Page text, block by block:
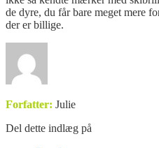
de dyre, du får bare meget mere
der er billige.
Forfatter: Julie
Del dette indlæg på